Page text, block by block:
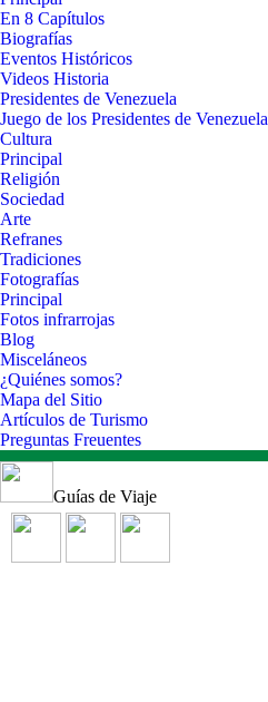
En 8 Capítulos
Biografías
Eventos Históricos
Videos Historia
Presidentes de Venezuela
Juego de los Presidentes de Venezuela
Cultura
Principal
Religión
Sociedad
Arte
Refranes
Tradiciones
Fotografías
Principal
Fotos infrarrojas
Blog
Misceláneos
¿Quiénes somos?
Mapa del Sitio
Artículos de Turismo
Preguntas Freuentes
Guías de Viaje